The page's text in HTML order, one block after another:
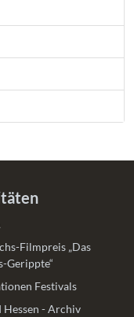
Filmpreis „Das
Gerippte“
Festivals
Hessen - Archiv